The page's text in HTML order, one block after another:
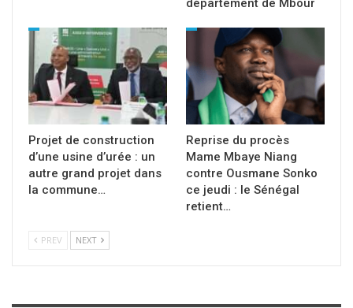
département de Mbour
Projet de construction
d’une usine d’urée : un
autre grand projet dans
la commune…
Reprise du procès
Mame Mbaye Niang
contre Ousmane Sonko
ce jeudi : le Sénégal
retient…
PREV NEXT